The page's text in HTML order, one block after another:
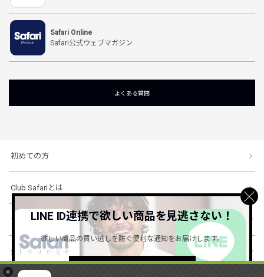
×
Safari Online
Safari公式ウェブマガジン
よくある質問
初めての方
Club Safariとは
ショッピングガイド
会社概要・規約
LINE ID連携で欲しい商品を見逃さない！
欲しい商品の買い逃しを防ぐ便利な通知をお届けします。
詳しくはこちら ＞